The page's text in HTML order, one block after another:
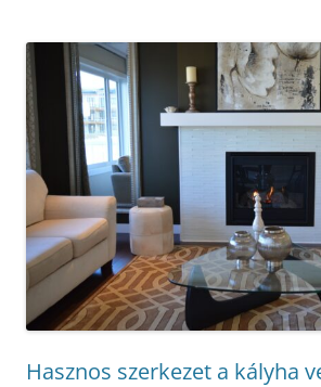
Hasznos szerkezet a kályha